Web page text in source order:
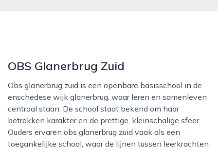
OBS Glanerbrug Zuid
Obs glanerbrug zuid is een openbare basisschool in de
enschedese wijk glanerbrug, waar leren en samenleven
centraal staan. De school staat bekend om haar
betrokken karakter en de prettige, kleinschalige sfeer.
Ouders ervaren obs glanerbrug zuid vaak als een
toegankelijke school, waar de lijnen tussen leerkrachten